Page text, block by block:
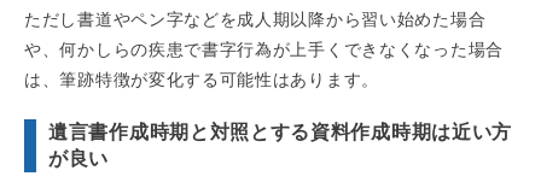
ただし書道やペン字などを成人期以降から習い始めた場合
や、何かしらの疾患で書字行為が上手くできなくなった場合
は、筆跡特徴が変化する可能性はあります。
遺言書作成時期と対照とする資料作成時期は近い方
が良い